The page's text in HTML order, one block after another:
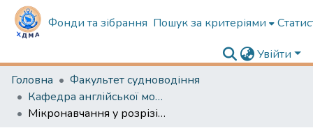
Фонди та зібрання Пошук за критеріями
Увійти
Головна
Факультет судноводіння
Кафедра англійської мови в судноводінні
Мікронавчання у розрізі сучасних інформаційних технологій